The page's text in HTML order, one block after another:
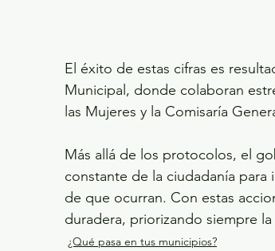
El éxito de estas cifras es
Municipal, donde colaboran
las Mujeres y la Comisaría
Más allá de los protocolos, el
constante de la ciudadanía
de que ocurran. Con estas
duradera, priorizando siempre
¿Qué pasa en tus municipios?